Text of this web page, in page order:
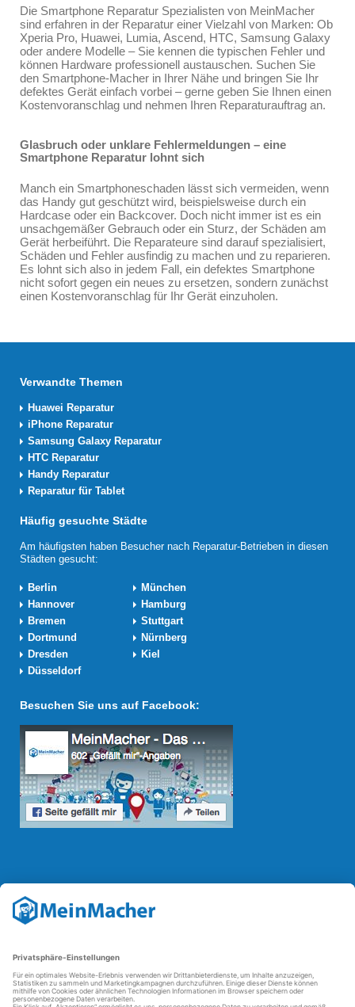
Die Smartphone Reparatur Spezialisten von MeinMacher
sind erfahren in der Reparatur einer Vielzahl von Marken: Ob
Xperia Pro, Huawei, Lumia, Ascend, HTC, Samsung Galaxy
oder andere Modelle – Sie kennen die typischen Fehler und
können Hardware professionell austauschen. Suchen Sie
den Smartphone-Macher in Ihrer Nähe und bringen Sie Ihr
defektes Gerät einfach vorbei – gerne geben Sie Ihnen einen
Kostenvoranschlag und nehmen Ihren Reparaturauftrag an.
Glasbruch oder unklare Fehlermeldungen – eine
Smartphone Reparatur lohnt sich
Manch ein Smartphoneschaden lässt sich vermeiden, wenn
das Handy gut geschützt wird, beispielsweise durch ein
Hardcase oder ein Backcover. Doch nicht immer ist es ein
unsachgemäßer Gebrauch oder ein Sturz, der Schäden am
Gerät herbeiführt. Die Reparateure sind darauf spezialisiert,
Schäden und Fehler ausfindig zu machen und zu reparieren.
Es lohnt sich also in jedem Fall, ein defektes Smartphone
nicht sofort gegen ein neues zu ersetzen, sondern zunächst
einen Kostenvoranschlag für Ihr Gerät einzuholen.
Verwandte Themen
Huawei Reparatur
iPhone Reparatur
Samsung Galaxy Reparatur
HTC Reparatur
Handy Reparatur
Reparatur für Tablet
Häufig gesuchte Städte
Am häufigsten haben Besucher nach Reparatur-Betrieben in diesen
Städten gesucht:
Berlin
München
Hannover
Hamburg
Bremen
Stuttgart
Dortmund
Nürnberg
Dresden
Kiel
Düsseldorf
Besuchen Sie uns auf Facebook:
Reparatur Revolution
Mit derReparatur-Revolution
Reparaturbedingungen in Deutschland: Für Produkte, die sich gut
reparierenden Betriebe und des Reparatur-Know-hows in
Deutschland.
Weitere Informationen